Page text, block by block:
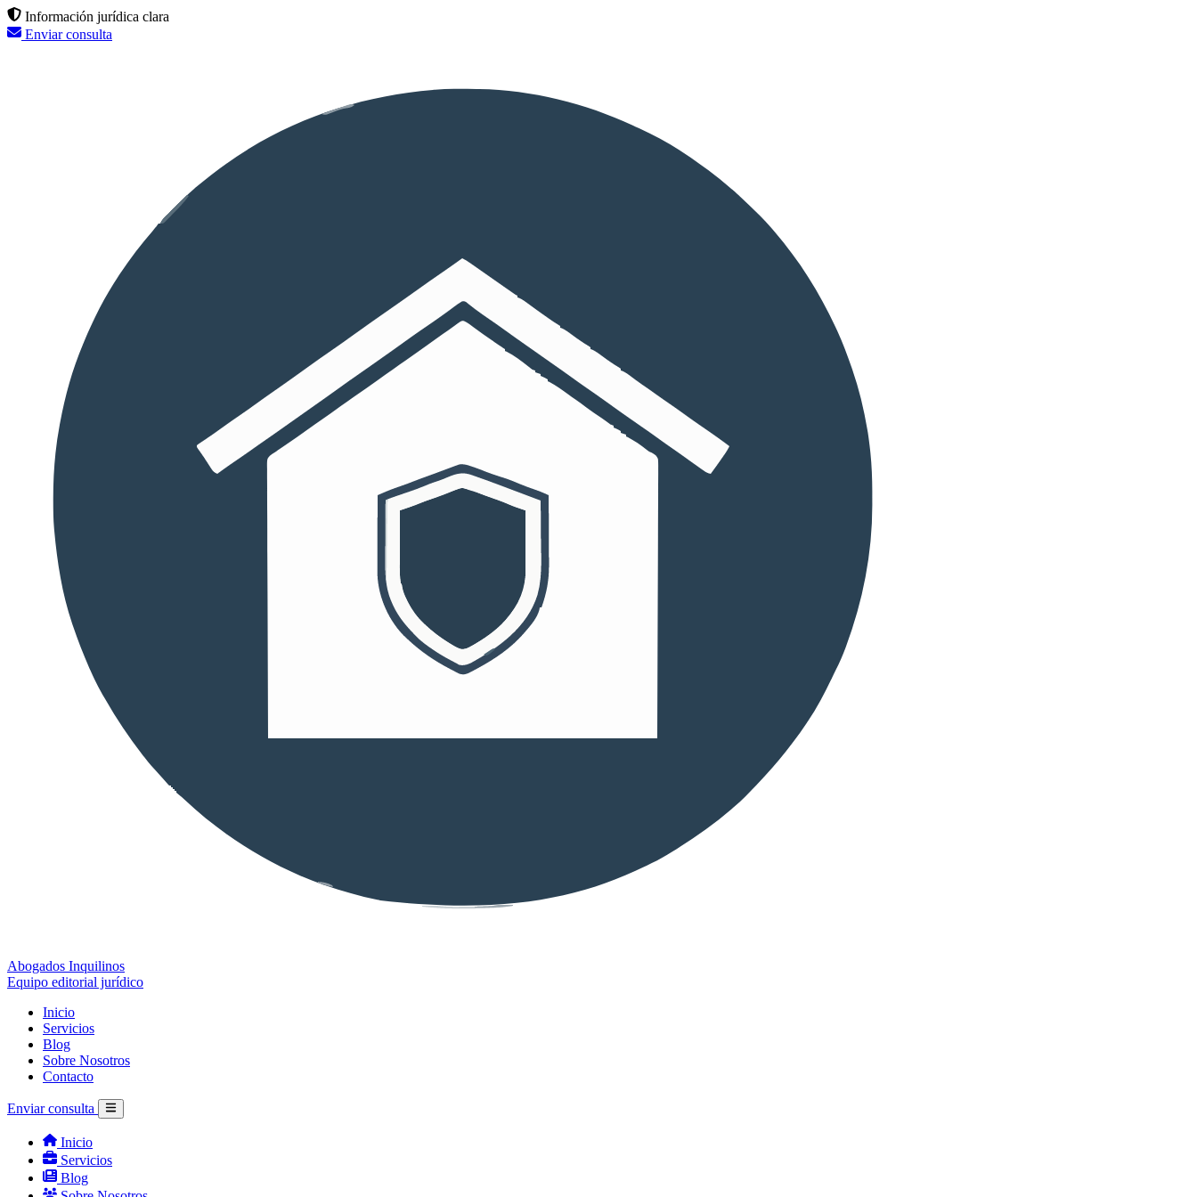
Información jurídica clara
Enviar consulta
Abogados Inquilinos
Equipo editorial jurídico
Inicio
Servicios
Blog
Sobre Nosotros
Contacto
Enviar consulta
Inicio
Servicios
Blog